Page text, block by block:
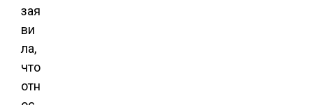
зая
ви
ла,
что
отн